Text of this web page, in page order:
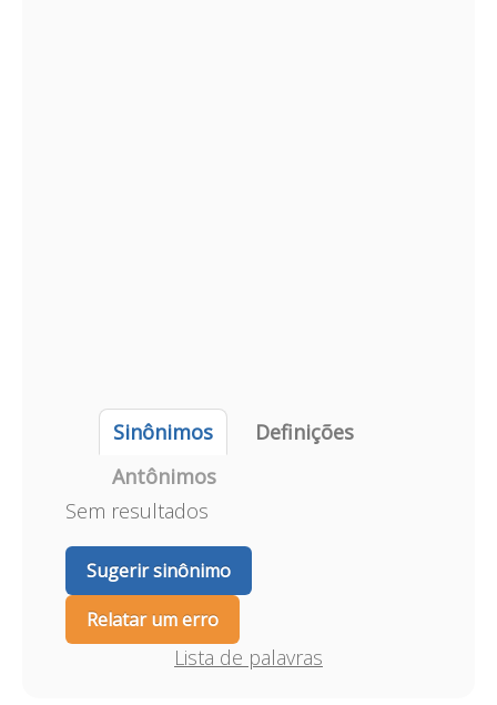
Sinônimos
Definições
Antônimos
Sem resultados
Sugerir sinônimo
Relatar um erro
Lista de palavras